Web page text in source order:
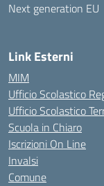
Link Esterni
MIM
Ufficio Scolastico
Ufficio Scolastico
Scuola in Chiaro
Iscrizioni On Line
Invalsi
Comune